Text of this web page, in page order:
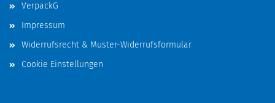
VerpackG
Impressum
Widerrufsrecht & Muster-Widerrufsformular
Cookie Einstellungen